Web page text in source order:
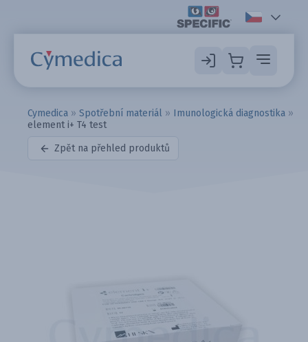
Cymedica » Spotřební materiál » Imunologická diagnostika »
element i+ T4 test
Zpět na přehled produktů